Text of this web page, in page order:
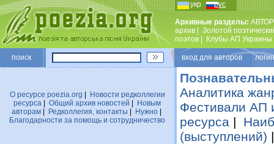
укр рус
Архивные разделы:
архив
Золотой
поэтов
Клубы АП Украины
поиск вход для авторов
О ресурсе poezia.org
Новости редколлегии
ресурса
Общий архив новостей
Новым
авторам| Редколлегия, контакты Нужно|
Благодарности за помощь и сотрудничество
Аналитика
Фестивали АП
ресурса |
(выступлений)